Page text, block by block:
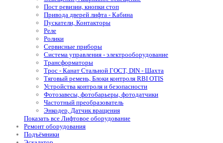
Пост ревизии, кнопки стоп
Привода дверей лифта - Кабина
Пускатели, Контакторы
Реле
Ролики
Сервисные приборы
Система управления - электрооборудование
Трансформаторы
Трос - Канат Стальной ГОСТ, DIN - Шахта
Тяговый ремень, Блоки контроля RBI OTIS
Устройства контроля и безопасности
Фотозавесы, фотобарьеры, фотодатчики
Частотный преобразователь
Энкодер, Датчик вращения
Показать все Лифтовое оборудование
Ремонт оборудования
Подъёмники